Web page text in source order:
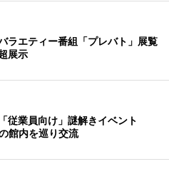
ラエティー番組「プレバト」展覧
展示
従業員向け」謎解きイベント
館内を巡り交流